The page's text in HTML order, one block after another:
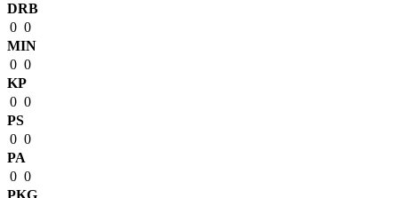
DRB
0 0
MIN
0 0
KP
0 0
PS
0 0
PA
0 0